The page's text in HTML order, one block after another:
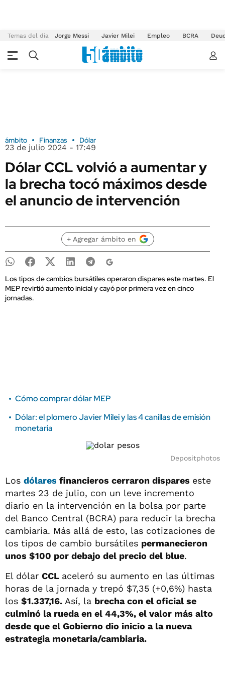
Temas del día Jorge Messi Javier Milei Empleo BCRA
ámbito Finanzas Dólar
23 de julio 2024 - 17:49
Dólar CCL volvió a aumentar y
la brecha tocó máximos desde
el anuncio de intervención
+ Agregar ámbito en
Los tipos de cambios bursátiles operaron dispares este martes. El
MEP revirtió aumento inicial y cayó por primera vez en cinco
jornadas.
Cómo comprar dólar MEP
Dólar: el plomero Javier Milei y las 4 canillas de emisión
monetaria
Depositphotos
Los dólares financieros cerraron dispares este
martes 23 de julio, con un leve incremento
diario en la intervención en la bolsa por parte
del Banco Central (BCRA) para reducir la brecha
cambiaria. Más allá de esto, las cotizaciones de
los tipos de cambio bursátiles permanecieron
unos $100 por debajo del precio del blue.
El dólar CCL aceleró su aumento en las últimas
horas de la jornada y trepó $7,35 (+0,6%) hasta
los $1.337,16. Así, la brecha con el oficial se
culminó la rueda en el 44,3%, el valor más alto
desde que el Gobierno dio inicio a la nueva
estrategia monetaria/cambiaria.